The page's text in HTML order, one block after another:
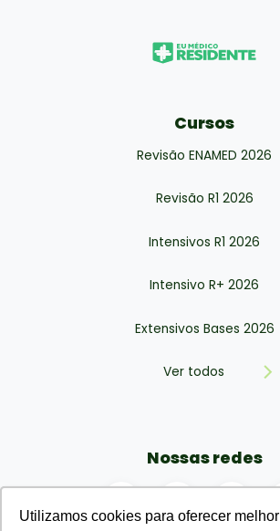
Utilizamos cookies para oferecer melhor
Utilizamos cookies para oferecer melhor
Cursos
Revisão ENAMED 2026
Revisão R1 2026
Intensivos R1 2026
Intensivo R+ 2026
Extensivos Bases 2026
Ver todos
Nossas redes